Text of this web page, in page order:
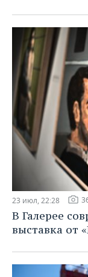
23 июл, 22:28
В Галерее
выставка от